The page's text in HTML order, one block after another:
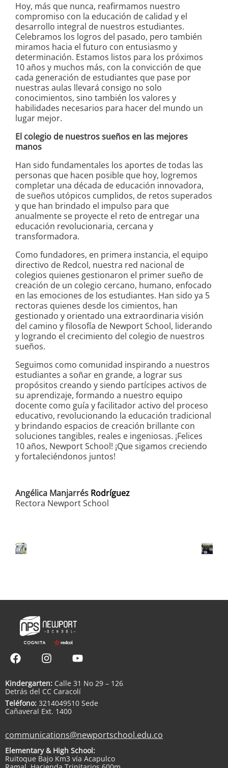
Hoy, más que nunca, reafirmamos nuestro
compromiso con la educación de calidad y el
desarrollo integral de nuestros estudiantes.
Celebramos los logros del pasado, pero también
miramos hacia el futuro con entusiasmo y
determinación. Estamos listos para los próximos
10 años y muchos más, con la convicción de que
cada generación de estudiantes que pase por
nuestras aulas llevará consigo no solo
conocimientos, sino también los valores y
habilidades necesarios para hacer del mundo un
lugar mejor.
El colegio de nuestros sueños en las mejores
manos
Han sido fundamentales los aportes de todas las
personas que hacen posible que hoy, logremos
completar una década de educación innovadora,
de sueños utópicos cumplidos, de retos superados
y que han brindado el impulso para que
anualmente se proyecte el reto de entregar una
educación revolucionaria, cercana y
transformadora.
Como fundadores, en primera instancia, el equipo
directivo de Redcol, nuestra red nacional de
colegios quienes gestionaron el primer sueño de
creación de un colegio cercano, humano, enfocado
en las emociones de los estudiantes. Han sido ya 5
rectoras quienes desde los cimientos, han
gestionado y orientado una extraordinaria visión
del camino y filosofía de Newport School, liderando
y logrando el crecimiento del colegio de nuestros
sueños.
Seguimos como comunidad inspirando a nuestros
estudiantes a soñar en grande, a lograr sus
propósitos creando y siendo partícipes activos de
su aprendizaje, formando a nuestro equipo
docente como guía y facilitador activo del proceso
educativo, revolucionando la educación tradicional
y brindando espacios de creación brillante con
soluciones tangibles, reales e ingeniosas. ¡Felices
10 años, Newport School! ¡Que sigamos creciendo
y fortaleciéndonos juntos!
Angélica Manjarrés Rodríguez
Rectora Newport School
Kindergarten: Calle 31 No 29 – 126
Detrás del CC Caracolí
Teléfono: 3214049510 Sede
Cañaveral Ext. 1400
communications@newportschool.edu.co
Elementary & High School:
Ruitoque Bajo Km3 vía Acapulco